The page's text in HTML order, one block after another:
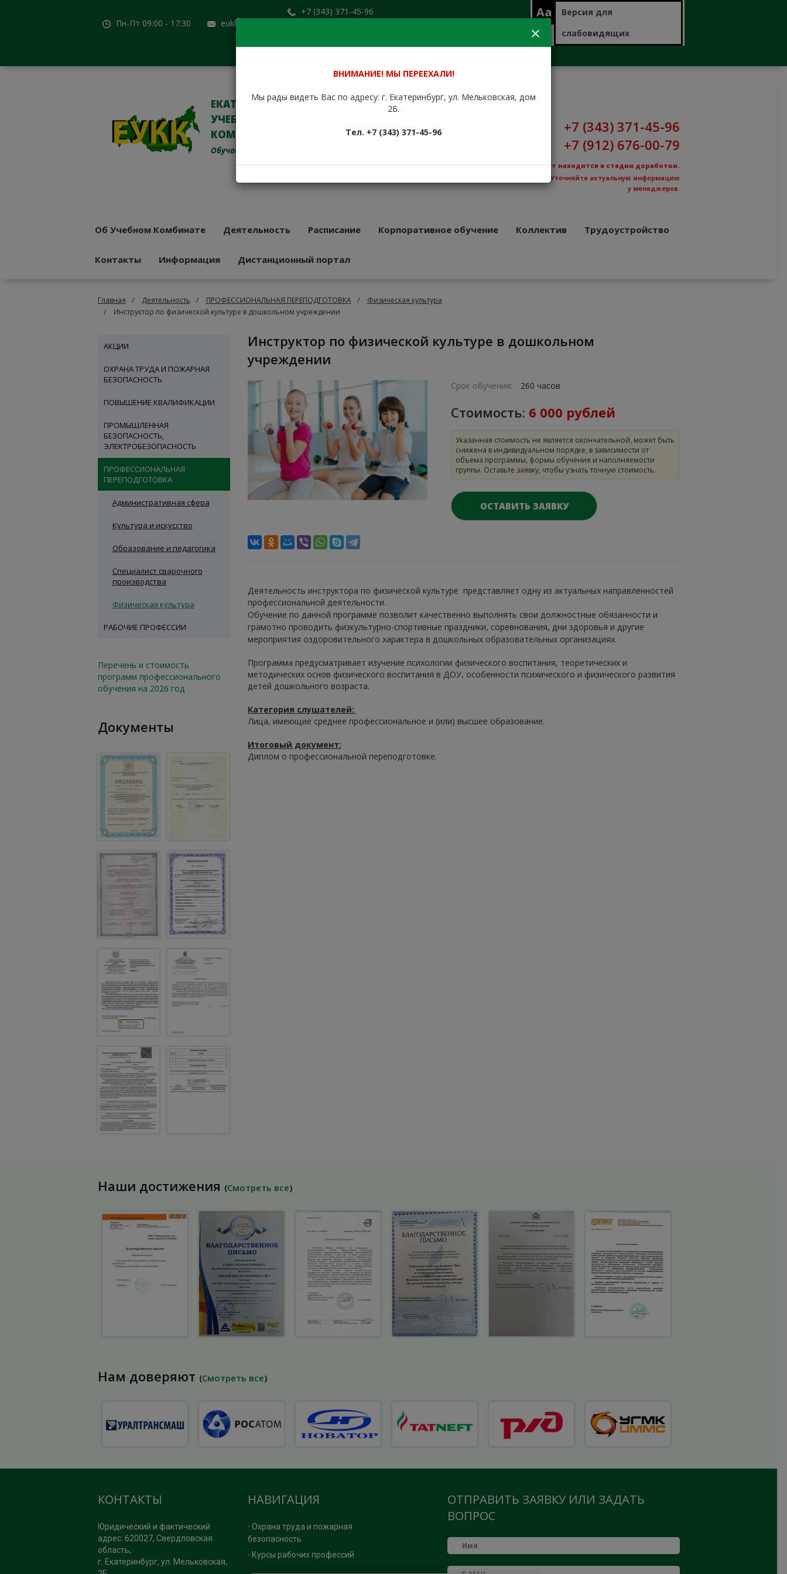
Пн-Пт 09:00 - 17:30 eukk@mail.ru
+7 (343) 371-45-96
Aa
Версия для
слабовидящих
ЕКАТЕРИНБУРГСКИЙ
УЧЕБНО-КУРСОВОЙ
КОМБИНАТ
Обучаем с 1943 года
+7 (343) 371-45-96
+7 (912) 676-00-79
Сайт находится в стадии доработки.
Уточняйте актуальную информацию
у менеджеров.
Об Учебном Комбинате Деятельность Расписание Корпоративное обучение Коллектив Трудоустройство
Контакты Информация Дистанционный портал
Главная Деятельность ПРОФЕССИОНАЛЬНАЯ ПЕРЕПОДГОТОВКА
Физическая культура
Инструктор по физической культуре в дошкольном учреждении
АКЦИИ
ОХРАНА ТРУДА И ПОЖАРНАЯ
БЕЗОПАСНОСТЬ
ПОВЫШЕНИЕ КВАЛИФИКАЦИИ
ПРОМЫШЛЕННАЯ
БЕЗОПАСНОСТЬ,
ЭЛЕКТРОБЕЗОПАСНОСТЬ
ПРОФЕССИОНАЛЬНАЯ
ПЕРЕПОДГОТОВКА
Административная сфера
Культура и искусство
Образование и педагогика
Специалист сварочного
производства
Физическая культура
РАБОЧИЕ ПРОФЕССИИ
Перечень и стоимость
программ профессионального
обучения на 2026 год
Документы
Инструктор по физической культуре в дошкольном
учреждении
Срок обучения: 260 часов
Стоимость: 6 000 рублей
Указанная стоимость не является окончательной, может быть
снижена в индивидуальном порядке, в зависимости от
объема программы, формы обучения и наполняемости
группы. Оставьте заявку, чтобы узнать точную стоимость.
ОСТАВИТЬ ЗАЯВКУ
Деятельность инструктора по физической культуре представляет одну из актуальных направленностей
профессиональной деятельности.
Обучение по данной программе позволит качественно выполнять свои должностные обязанности и
грамотно проводить физкультурно-спортивные праздники, соревнования, дни здоровья и другие
мероприятия оздоровительного характера в дошкольных образовательных организациях.
Программа предусматривает изучение психологии физического воспитания, теоретических и
методических основ физического воспитания в ДОУ, особенности психического и физического развития
детей дошкольного возраста.
Категория слушателей:
Лица, имеющие среднее профессиональное и (или) высшее образование.
Итоговый документ:
Диплом о профессиональной переподготовке.
Наши достижения (Смотреть все)
Нам доверяют (Смотреть все)
ОТПРАВИТЬ ЗАЯВКУ ИЛИ ЗАДАТЬ
ВОПРОС
НАВИГАЦИЯ
Охрана труда и пожарная
безопасность
Курсы рабочих профессий
КОНТАКТЫ
Юридический и фактический
адрес: 620027, Свердловская
область,
г. Екатеринбург, ул. Мельковская,
ВНИМАНИЕ! МЫ ПЕРЕЕХАЛИ!
Мы рады видеть Вас по адресу: г. Екатеринбург, ул. Мельковская, дом
2Б.
Тел. +7 (343) 371-45-96